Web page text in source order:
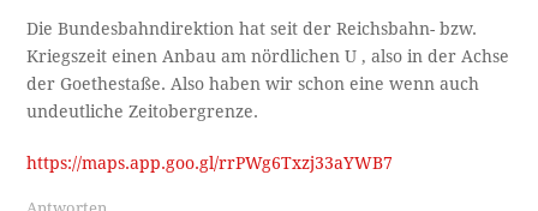
Die Bundesbahndirektion hat seit der Reichsbahn- bzw.
Kriegszeit einen Anbau am nördlichen U , also in der Achse
der Goethestaße. Also haben wir schon eine wenn auch
undeutliche Zeitobergrenze.
https://maps.app.goo.gl/rrPWg6Txzj33aYWB7
Antworten